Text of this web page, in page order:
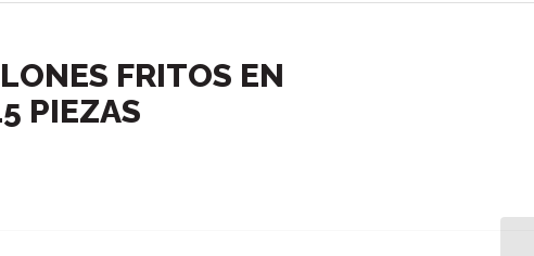
FRITOS EN
PIEZAS